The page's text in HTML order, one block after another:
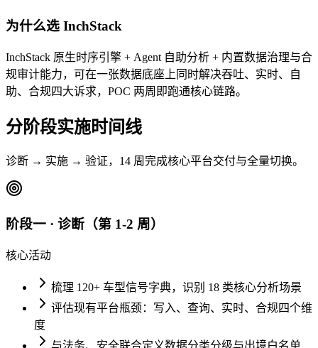
为什么选 InchStack
InchStack 原生时序引擎 + Agent 自助分析 + 内置数据治理与合
规审计能力，可在一张数据底座上同时解决吞吐、实时、自
助、合规四大诉求，POC 两周即跑通核心链路。
分阶段实施时间线
诊断 → 实施 → 验证，14 周完成核心平台交付与全量切换。
阶段一 · 诊断（第 1-2 周）
核心活动
梳理 120+ 车型信号字典，识别 18 类核心分析场景
评估现有平台瓶颈：写入、查询、实时、合规四个维
度
与法务、安全联合定义数据分类分级与出境白名单